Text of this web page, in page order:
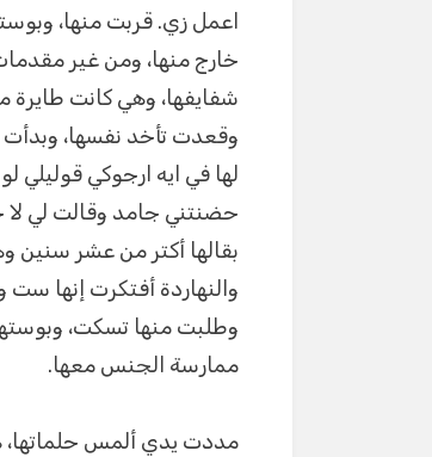
اعمل زي. قربت منها،
خارج منها، ومن غير
شفايفها، وهي كانت
وقعدت تأخد نفسها،
لها في ايه ارجوكي قوليلي
حضنتني جامد وقالت لي لا
بقالها أكتر من عشر
والنهاردة أفتكرت إنها
وطلبت منها تسكت،
ممارسة الجنس معها.
مددت يدي ألمس حلماتها،